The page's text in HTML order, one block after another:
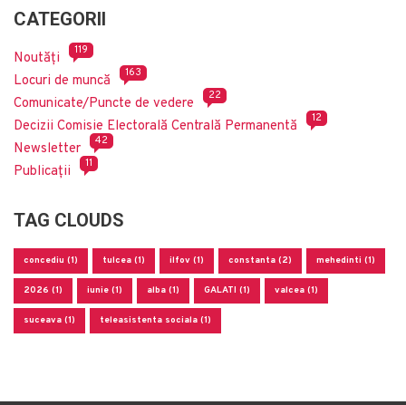
CATEGORII
Noutăți 119
Locuri de muncă 163
Comunicate/Puncte de vedere 22
Decizii Comisie Electorală Centrală Permanentă 12
Newsletter 42
Publicații 11
TAG CLOUDS
concediu (1) tulcea (1) ilfov (1) constanta (2) mehedinti (1)
2026 (1) iunie (1) alba (1) GALATI (1) valcea (1)
suceava (1) teleasistenta sociala (1)